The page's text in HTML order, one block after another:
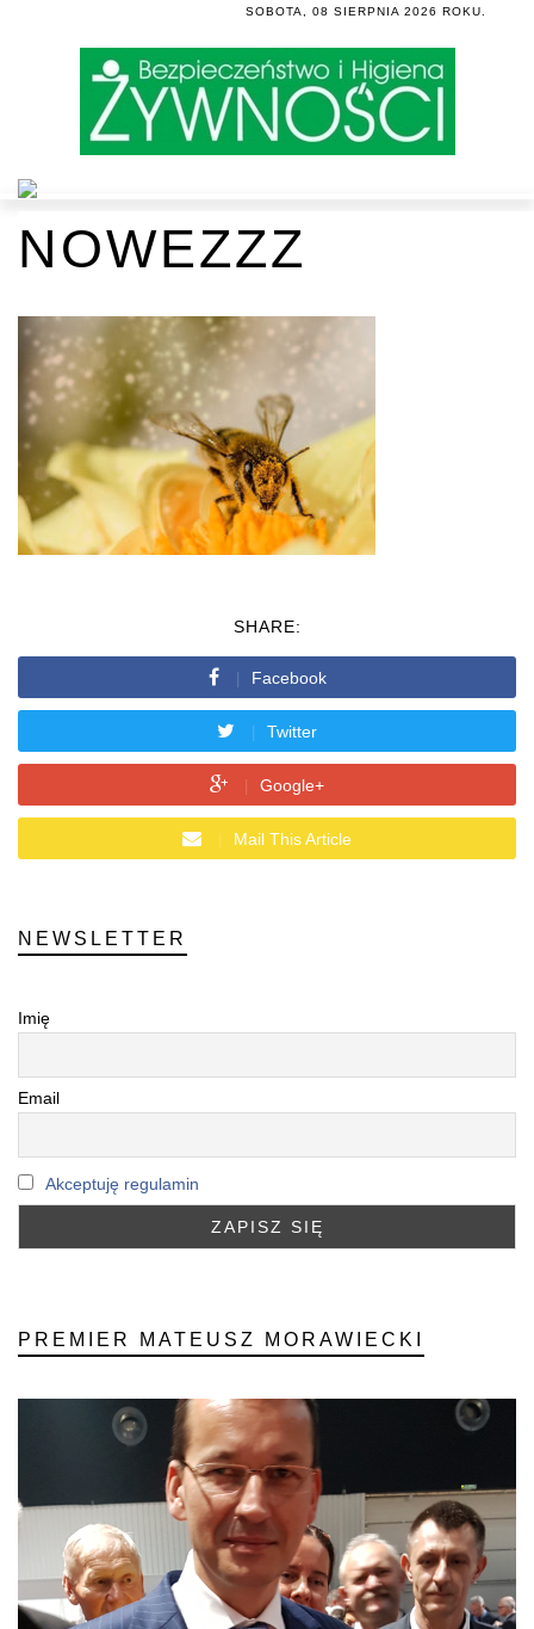
SOBOTA, 08 SIERPNIA 2026 ROKU.
NOWEZZZ
SHARE:
Facebook
Twitter
Google+
Mail This Article
NEWSLETTER
Imię
Email
Akceptuję regulamin
PREMIER MATEUSZ MORAWIECKI